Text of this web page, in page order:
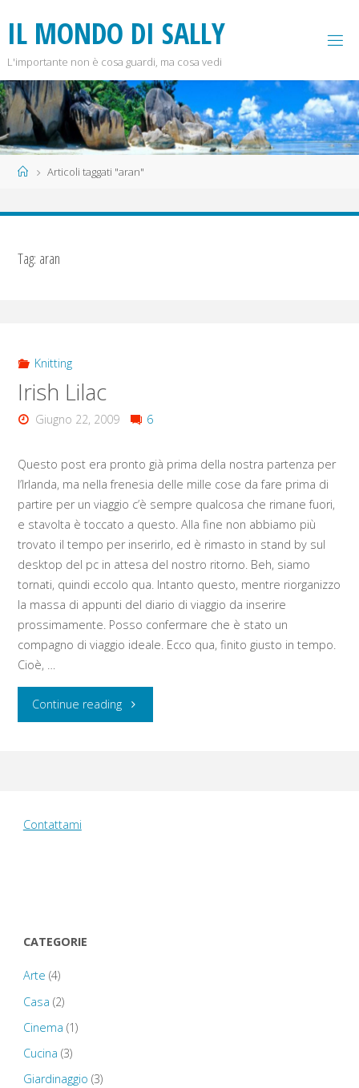
contenuto
IL MONDO DI SALLY
L'importante non è cosa guardi, ma cosa vedi
HomeArticoli taggati "aran"
Tag: aran
Knitting
Irish Lilac
Giugno 22, 2009 6
Questo post era pronto già prima della nostra partenza per
l’Irlanda, ma nella frenesia delle mille cose da fare prima di
partire per un viaggio c’è sempre qualcosa che rimane fuori,
e stavolta è toccato a questo. Alla fine non abbiamo più
trovato il tempo per inserirlo, ed è rimasto in stand by sul
desktop del pc in attesa del nostro ritorno. Beh, siamo
tornati, quindi eccolo qua. Intanto questo, mentre riorganizzo
la massa di appunti del diario di viaggio da inserire
prossimamente. Posso confermare che è stato un
compagno di viaggio ideale. Ecco qua, finito giusto in tempo.
Cioè, …
Continue reading"Irish
Contattami
CATEGORIE
Arte (4)
Casa (2)
Cinema (1)
Cucina (3)
Giardinaggio (3)